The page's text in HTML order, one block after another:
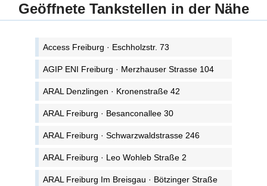
Geöffnete Tankstellen in der Nähe
Access Freiburg · Eschholzstr. 73
AGIP ENI Freiburg · Merzhauser Strasse 104
ARAL Denzlingen · Kronenstraße 42
ARAL Freiburg · Besanconallee 30
ARAL Freiburg · Schwarzwaldstrasse 246
ARAL Freiburg · Leo Wohleb Straße 2
ARAL Freiburg Im Breisgau · Bötzinger Straße